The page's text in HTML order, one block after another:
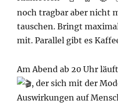
noch tragbar aber nicht
tauschen. Bringt
mit. Parallel gibt es
Am Abend ab 20 Uhr
, der sich mit der
Auswirkungen auf